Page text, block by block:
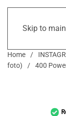
Skip to
Home
foto)
400